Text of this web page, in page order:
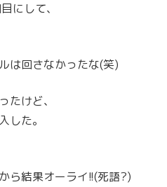
にして、
は回さなかったな(笑)
たけど、
した。
ら結果オーライ!!(死語?)